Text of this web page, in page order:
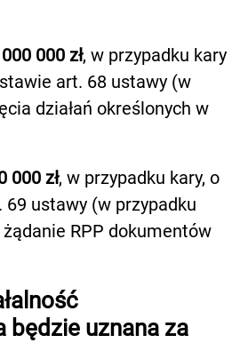
000 zł, w przypadku kary
art. 68 ustawy (w
działań określonych w
000 zł, w przypadku kary, o
ustawy (w przypadku
RPP dokumentów
będzie uznana za